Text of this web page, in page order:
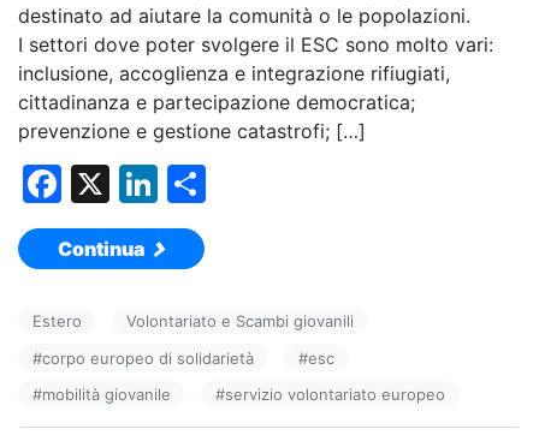
destinato ad aiutare la comunità o le popolazioni.
I settori dove poter svolgere il ESC sono molto vari:
inclusione, accoglienza e integrazione rifiugiati,
cittadinanza e partecipazione democratica;
prevenzione e gestione catastrofi; […]
F
a
c
b
o
o
X
Li
n
k
dI
n
vi
di
Continua
Estero
Volontariato e Scambi giovanili
#corpo europeo di solidarietà #esc
#mobilità giovanile #servizio volontariato europeo